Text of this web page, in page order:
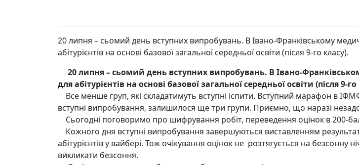
20 липня – сьомий день вступних випробувань. В Івано-Франківському
абітурієнтів на основі базової загальної середньої освіти (після 9-го класу).
20 липня – сьомий день вступних випробувань. В Івано-
для абітурієнтів на основі базової загальної середньої освіти (після 9-
Все менше груп, які складатимуть вступні іспити. Вступний марафон в
вступні випробування, залишилося ще три групи. Приємно, що наразі
Сьогодні поговоримо про шифрування робіт, переведення оцінок в 200-
Кожного дня вступні випробування завершуються виставленням
абітурієнтів у вайбері. Тож очікування оцінок не розтягується на
викликати безсоння.